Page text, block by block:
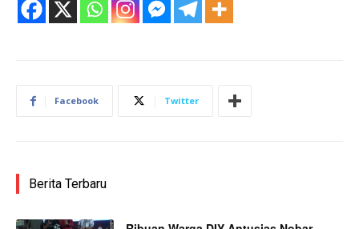
Facebook Twitter
Berita Terbaru